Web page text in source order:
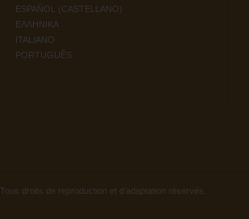
ESPAÑOL (CASTELLANO)
ΕΛΛΗΝΙΚA
ITALIANO
PORTUGUÊS
Tous droits de reproduction et d’adaptation réservés.